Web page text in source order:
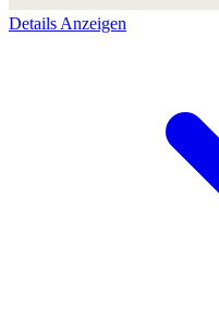
Details Anzeigen